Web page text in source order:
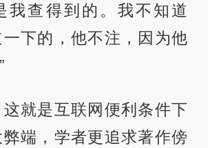
我查得到的。我不知道
下的，他不注，因为他
就是互联网便利条件下
端，学者更追求著作傍